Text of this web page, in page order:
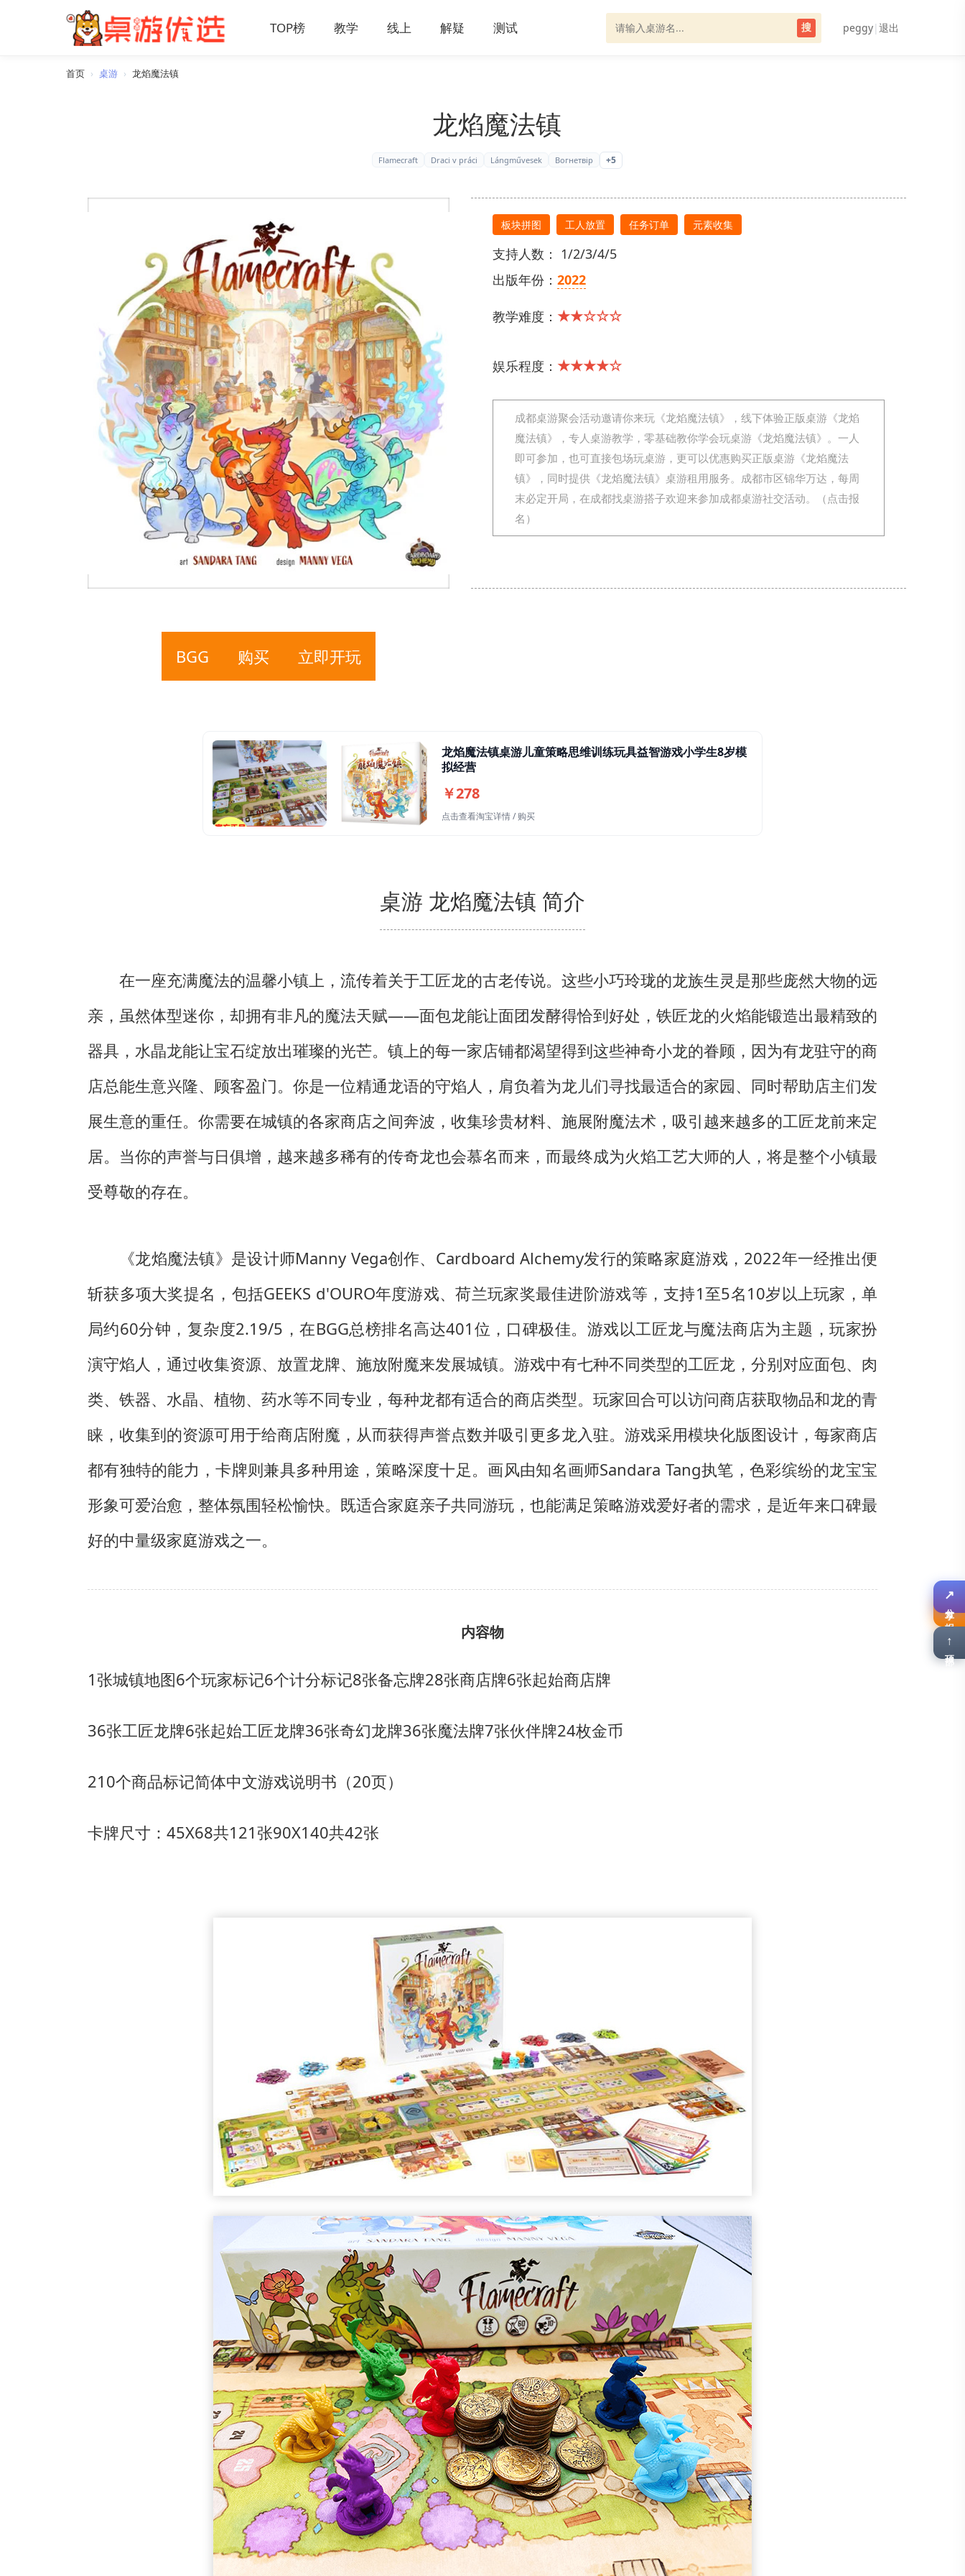
TOP榜 教学 线上 解疑 测试 搜 peggy| 退出
首页 › 桌游 › 龙焰魔法镇
龙焰魔法镇
Flamecraft Draci v práci Lángművesek Вогнетвір +5
板块拼图 工人放置 任务订单 元素收集
支持人数： 1/2/3/4/5
出版年份： 2022
教学难度： ★★☆☆☆
娱乐程度： ★★★★☆
成都桌游聚会活动邀请你来玩《龙焰魔法镇》，线下体验正版桌游《龙焰
魔法镇》，专人桌游教学，零基础教你学会玩桌游《龙焰魔法镇》。一人
即可参加，也可直接包场玩桌游，更可以优惠购买正版桌游《龙焰魔法
镇》，同时提供《龙焰魔法镇》桌游租用服务。成都市区锦华万达，每周
末必定开局，在成都找桌游搭子欢迎来参加成都桌游社交活动。（点击报
名）
BGG 购买 立即开玩
龙焰魔法镇桌游儿童策略思维训练玩具益智游戏小学生8岁模
拟经营
￥278
点击查看淘宝详情 / 购买
桌游 龙焰魔法镇 简介
在一座充满魔法的温馨小镇上，流传着关于工匠龙的古老传说。这些小巧玲珑的龙族生灵是那些庞然大物的远
亲，虽然体型迷你，却拥有非凡的魔法天赋——面包龙能让面团发酵得恰到好处，铁匠龙的火焰能锻造出最精致的
器具，水晶龙能让宝石绽放出璀璨的光芒。镇上的每一家店铺都渴望得到这些神奇小龙的眷顾，因为有龙驻守的商
店总能生意兴隆、顾客盈门。你是一位精通龙语的守焰人，肩负着为龙儿们寻找最适合的家园、同时帮助店主们发
展生意的重任。你需要在城镇的各家商店之间奔波，收集珍贵材料、施展附魔法术，吸引越来越多的工匠龙前来定
居。当你的声誉与日俱增，越来越多稀有的传奇龙也会慕名而来，而最终成为火焰工艺大师的人，将是整个小镇最
受尊敬的存在。
《龙焰魔法镇》是设计师Manny Vega创作、Cardboard Alchemy发行的策略家庭游戏，2022年一经推出便
斩获多项大奖提名，包括GEEKS d'OURO年度游戏、荷兰玩家奖最佳进阶游戏等，支持1至5名10岁以上玩家，单
局约60分钟，复杂度2.19/5，在BGG总榜排名高达401位，口碑极佳。游戏以工匠龙与魔法商店为主题，玩家扮
演守焰人，通过收集资源、放置龙牌、施放附魔来发展城镇。游戏中有七种不同类型的工匠龙，分别对应面包、肉
类、铁器、水晶、植物、药水等不同专业，每种龙都有适合的商店类型。玩家回合可以访问商店获取物品和龙的青
睐，收集到的资源可用于给商店附魔，从而获得声誉点数并吸引更多龙入驻。游戏采用模块化版图设计，每家商店
都有独特的能力，卡牌则兼具多种用途，策略深度十足。画风由知名画师Sandara Tang执笔，色彩缤纷的龙宝宝
形象可爱治愈，整体氛围轻松愉快。既适合家庭亲子共同游玩，也能满足策略游戏爱好者的需求，是近年来口碑最
好的中量级家庭游戏之一。
内容物
1张城镇地图6个玩家标记6个计分标记8张备忘牌28张商店牌6张起始商店牌
36张工匠龙牌6张起始工匠龙牌36张奇幻龙牌36张魔法牌7张伙伴牌24枚金币
210个商品标记简体中文游戏说明书（20页）
卡牌尺寸：45X68共121张90X140共42张
✎
报名
↑